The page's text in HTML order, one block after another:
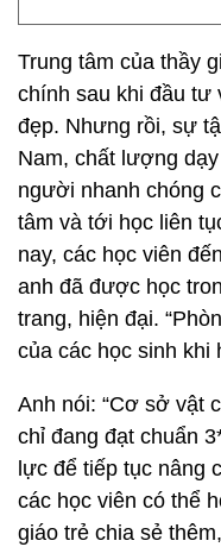
Trung tâm của thầy
chính sau khi đầu tư
đẹp. Nhưng rồi, sự
Nam, chất lượng
người nhanh chóng
tâm và tới học liên
nay, các học viên
anh đã được học
trang, hiện đại.
của các học sinh khi
Anh nói: “Cơ sở vật
chỉ đang đạt chuẩn
lực để tiếp tục nâng
các học viên có thể
giáo trẻ chia sẻ